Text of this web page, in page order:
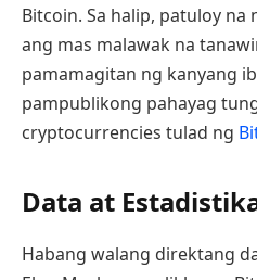
Bitcoin. Sa halip, patuloy na
ang mas malawak na
pamamagitan ng kanyang
pampublikong pahayag
cryptocurrencies tulad ng
Data at
Habang walang direktang